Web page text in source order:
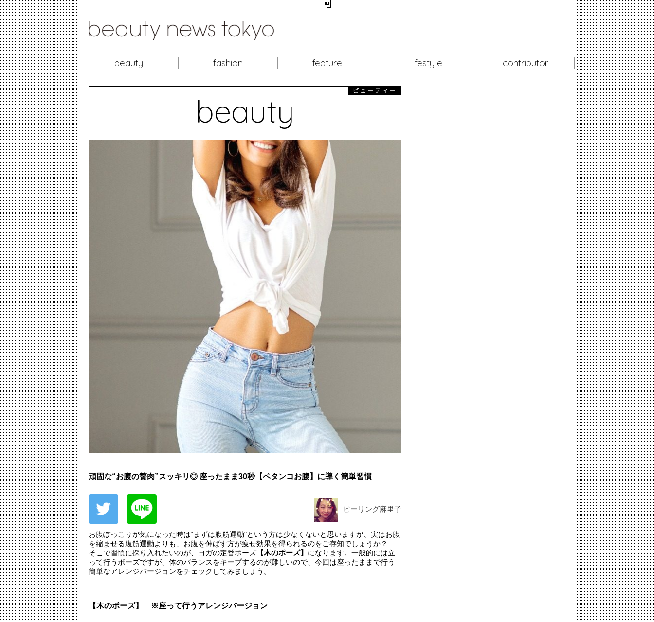

beauty fashion feature lifestyle contributor
beauty
ビューティー
頑固な“お腹の贅肉”スッキリ◎ 座ったまま30秒【ペタンコお腹】に導く簡単習慣
ピーリング麻里子
お腹ぽっこりが気になった時は“まずは腹筋運動”という方は少なくないと思いますが、実はお腹
を縮ませる腹筋運動よりも、お腹を伸ばす方が痩せ効果を得られるのをご存知でしょうか？
そこで習慣に採り入れたいのが、ヨガの定番ポーズ 【木のポーズ】 になります。一般的には立
って行うポーズですが、体のバランスをキープするのが難しいので、今回は座ったままで行う
簡単なアレンジバージョンをチェックしてみましょう。
【木のポーズ】 ※座って行うアレンジバージョン